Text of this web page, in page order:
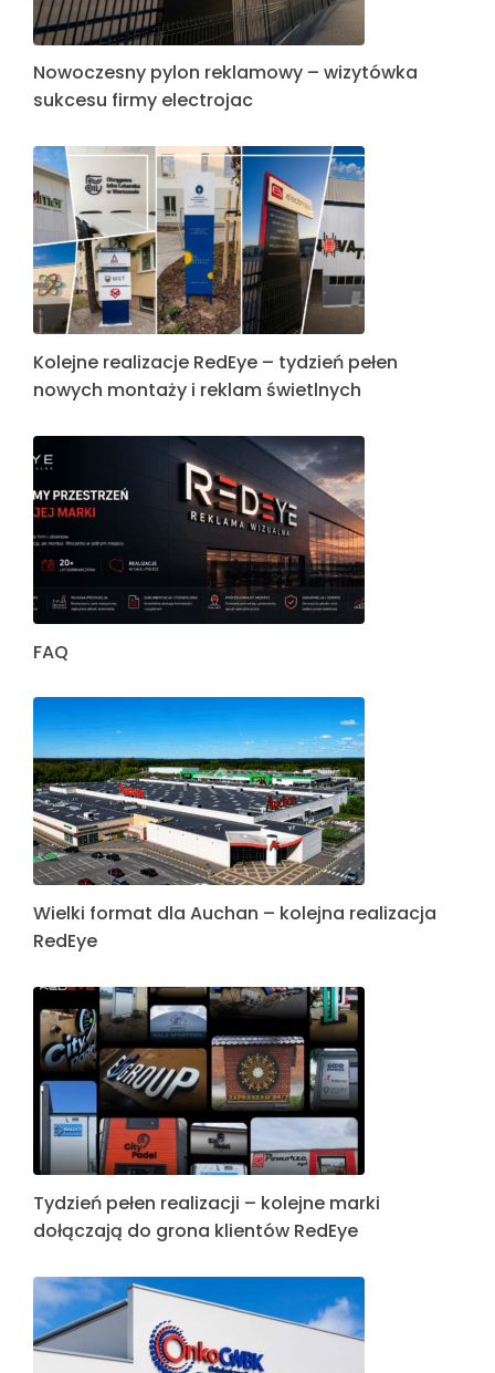
Nowoczesny pylon reklamowy – wizytówka
sukcesu firmy electrojac
Kolejne realizacje RedEye – tydzień pełen
nowych montaży i reklam świetlnych
FAQ
Wielki format dla Auchan – kolejna realizacja
RedEye
Tydzień pełen realizacji – kolejne marki
dołączają do grona klientów RedEye